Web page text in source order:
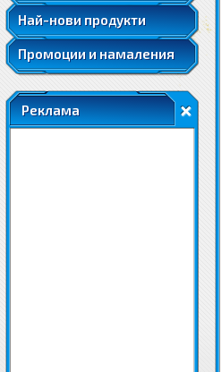
Най-нови продукти
Промоции и намаления
Реклама